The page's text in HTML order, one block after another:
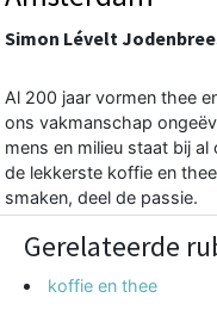
Simon Lévelt
Al 200 jaar vormen thee
ons vakmanschap
mens en milieu staat bij
de lekkerste koffie en
smaken, deel de passie.
Gerelateerde
koffie en thee